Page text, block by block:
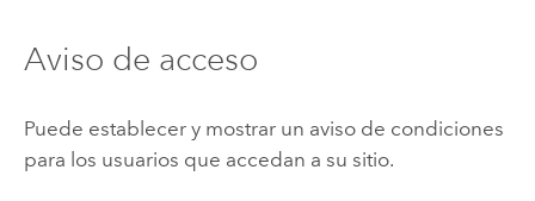
Aviso de acceso
Puede establecer y mostrar un aviso de condiciones
para los usuarios que accedan a su sitio.